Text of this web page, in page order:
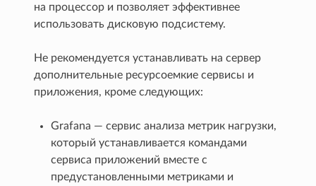
на процессор и позволяет эффективнее
использовать дисковую подсистему.
Не рекомендуется устанавливать на сервер
дополнительные ресурсоемкие сервисы и
приложения, кроме следующих:
Grafana — сервис анализа метрик нагрузки,
который устанавливается командами
сервиса приложений вместе с
предустановленными метриками и